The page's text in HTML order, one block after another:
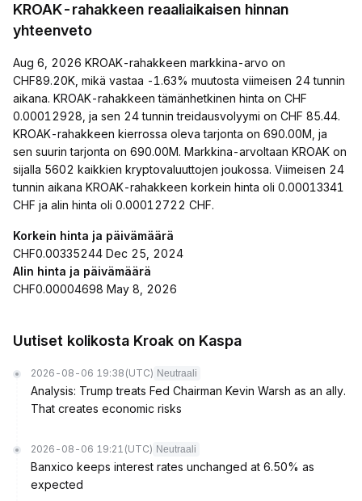
KROAK-rahakkeen reaaliaikaisen hinnan
yhteenveto
Aug 6, 2026 KROAK-rahakkeen markkina-arvo on
CHF89.20K, mikä vastaa -1.63% muutosta viimeisen 24 tunnin
aikana. KROAK-rahakkeen tämänhetkinen hinta on CHF
0.00012928, ja sen 24 tunnin treidausvolyymi on CHF 85.44.
KROAK-rahakkeen kierrossa oleva tarjonta on 690.00M, ja
sen suurin tarjonta on 690.00M. Markkina-arvoltaan KROAK on
sijalla 5602 kaikkien kryptovaluuttojen joukossa. Viimeisen 24
tunnin aikana KROAK-rahakkeen korkein hinta oli 0.00013341
CHF ja alin hinta oli 0.00012722 CHF.
Korkein hinta ja päivämäärä
CHF0.00335244 Dec 25, 2024
Alin hinta ja päivämäärä
CHF0.00004698 May 8, 2026
Uutiset kolikosta Kroak on Kaspa
2026-08-06 19:38 (UTC) Neutraali
Analysis: Trump treats Fed Chairman Kevin Warsh as an ally.
That creates economic risks
2026-08-06 19:21 (UTC) Neutraali
Banxico keeps interest rates unchanged at 6.50% as
expected